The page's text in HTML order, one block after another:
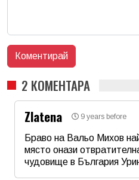
2 КОМЕНТАРА
Zlatena
9 years before
Браво на Вальо Михов
място онази
чудовище в България